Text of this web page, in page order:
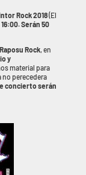
Rock 2018(El
Serán 50
Rock, en
y
material para
no perecedera
concierto serán